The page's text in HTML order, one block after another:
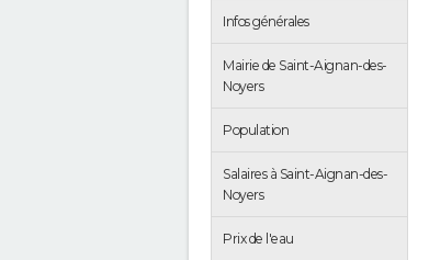
Infos générales
Mairie de Saint-Aignan-des-
Noyers
Population
Salaires à Saint-Aignan-des-
Noyers
Prix de l'eau